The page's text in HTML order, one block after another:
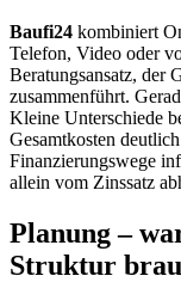
Baufi24 kombiniert
Telefon, Video oder
Beratungsansatz, der
zusammenführt.
Kleine Unterschiede
Gesamtkosten
Finanzierungswege
allein vom Zinssatz
Planung –
Struktur